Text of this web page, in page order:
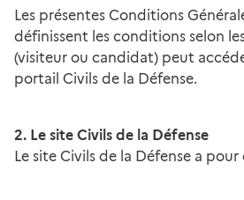
Les présentes Conditions
définissent les conditions selon
(visiteur ou candidat) peut
portail Civils de la Défense.
2. Le site Civils de la Défense
Le site Civils de la Défense a pour